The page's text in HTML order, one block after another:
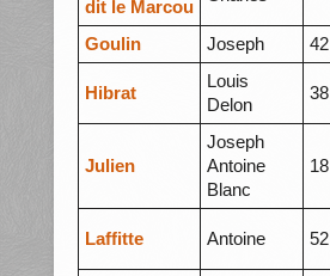
dit le Marcou
Goulin Joseph 42
Hibrat
Louis
Delon
38
Julien
Joseph
Antoine
Blanc
18
Laffitte Antoine 52